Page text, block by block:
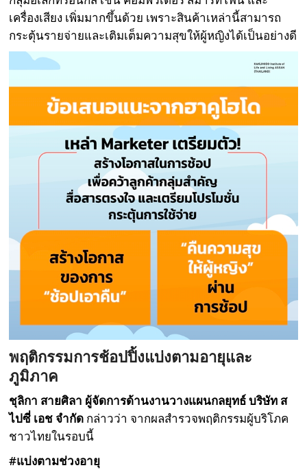
เครื่องเสียง เพิ่มมากขึ้นด้วย เพราะสินค้าเหล่านี้สามารถ
กระตุ้นรายจ่ายและเติมเต็มความสุขให้ผู้หญิงได้เป็นอย่างดี
พฤติกรรมการช้อปปิ้งแบ่งตามอายุและ
ภูมิภาค
ชุลิกา สายศิลา ผู้จัดการด้านงานวางแผนกลยุทธ์ บริษัท ส
ไปซี่ เอช จำกัด กล่าวว่า จากผลสำรวจพฤติกรรมผู้บริโภค
ชาวไทยในรอบนี้
#แบ่งตามช่วงอายุ